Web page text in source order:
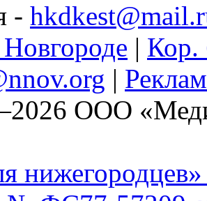
-
| Кор.
|
ООО
нижегородцев»